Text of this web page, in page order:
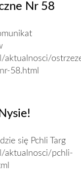
Nr 58
aktualnosci/
58.html
się Pchli Targ
aktualnosci/pchli-